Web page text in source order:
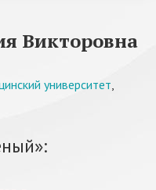
Викторовна
университет,